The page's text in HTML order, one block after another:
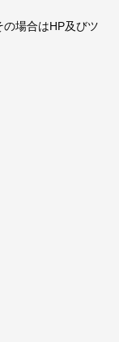
場合はHP及びツ